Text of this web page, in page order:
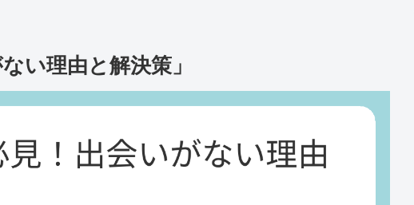
い理由と解決策」